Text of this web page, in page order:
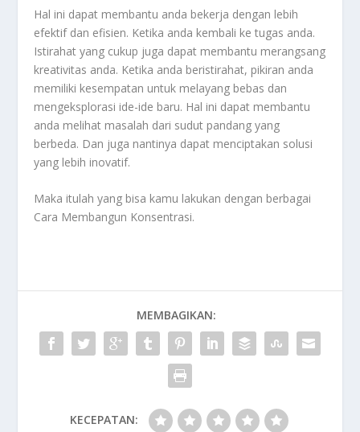
Hal ini dapat membantu anda bekerja dengan lebih
efektif dan efisien. Ketika anda kembali ke tugas anda.
Istirahat yang cukup juga dapat membantu merangsang
kreativitas anda. Ketika anda beristirahat, pikiran anda
memiliki kesempatan untuk melayang bebas dan
mengeksplorasi ide-ide baru. Hal ini dapat membantu
anda melihat masalah dari sudut pandang yang
berbeda. Dan juga nantinya dapat menciptakan solusi
yang lebih inovatif.
Maka itulah yang bisa kamu lakukan dengan berbagai
Cara Membangun Konsentrasi.
MEMBAGIKAN:
KECEPATAN: